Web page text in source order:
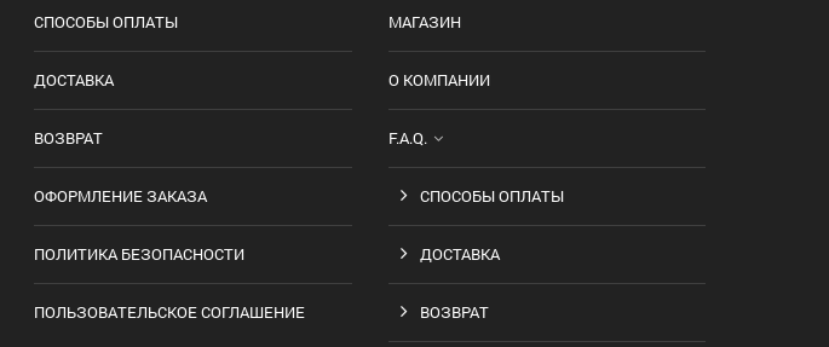
СПОСОБЫ ОПЛАТЫ
ДОСТАВКА
ВОЗВРАТ
ОФОРМЛЕНИЕ ЗАКАЗА
ПОЛИТИКА БЕЗОПАСНОСТИ
ПОЛЬЗОВАТЕЛЬСКОЕ СОГЛАШЕНИЕ
МАГАЗИН
О КОМПАНИИ
F.A.Q.
СПОСОБЫ ОПЛАТЫ
ДОСТАВКА
ВОЗВРАТ